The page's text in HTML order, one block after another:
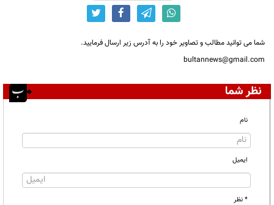
شما می توانید مطالب و تصاویر خود را به آدرس زیر ارسال فرمایید.
bultannews@gmail.com
نظر شما
نام
ایمیل
* نظر